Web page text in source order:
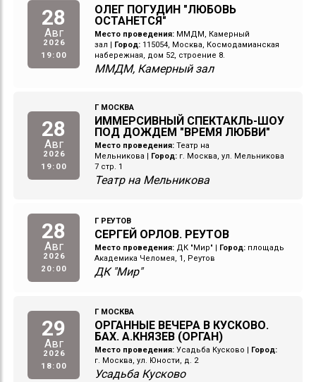
28
Авг
2026
19:00
ОЛЕГ ПОГУДИН "ЛЮБОВЬ
ОСТАНЕТСЯ"
Место проведения: ММДМ, Камерный
зал
Город: 115054, Москва, Космодамианская
набережная, дом 52, строение 8.
ММДМ, Камерный зал
28
Авг
2026
19:00
Г МОСКВА
ИММЕРСИВНЫЙ СПЕКТАКЛЬ-ШОУ
ПОД ДОЖДЕМ "ВРЕМЯ ЛЮБВИ"
Место проведения: Театр на
Мельникова
Город: г. Москва, ул. Мельникова
7 стр. 1
Театр на Мельникова
28
Авг
2026
20:00
Г РЕУТОВ
СЕРГЕЙ ОРЛОВ. РЕУТОВ
Место проведения: ДК "Мир" | Город: площадь
Академика Челомея, 1, Реутов
ДК "Мир"
29
Авг
2026
18:00
Г МОСКВА
ОРГАННЫЕ ВЕЧЕРА В КУСКОВО.
БАХ. А.КНЯЗЕВ (ОРГАН)
Место проведения: Усадьба Кусково
Город:
г. Москва, ул. Юности, д. 2
Усадьба Кусково